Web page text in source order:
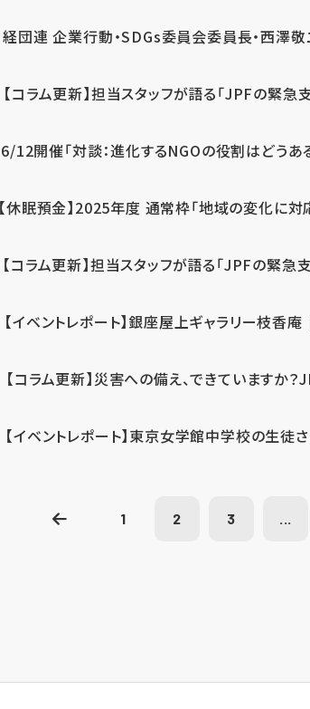
経団連 企業行動・SDGs委員会委員長・西澤敬
【コラム更新】担当スタッフが語る「JPFの緊
6/12開催「対談：進化するNGOの役割はどう
【休眠預金】2025年度 通常枠「地域の変化に
【コラム更新】担当スタッフが語る「JPFの緊急
【イベントレポート】銀座屋上ギャラリー枝香
【コラム更新】災害への備え、できていますか
【イベントレポート】東京女学館中学校の生
1 2 3 ...